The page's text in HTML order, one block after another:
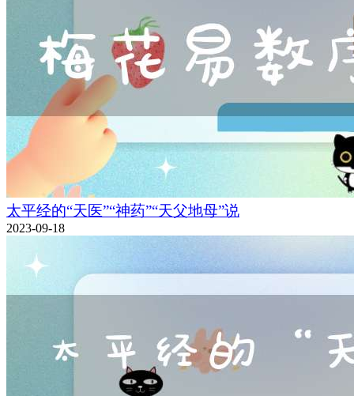
太平经的“天医”“神药”“天父地母”说
2023-09-18